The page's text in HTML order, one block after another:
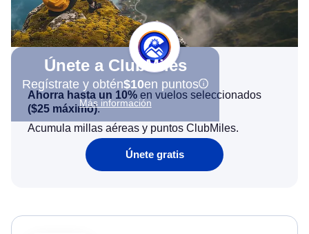
Únete a ClubMiles
Regístrate y obtén$10en puntos
Más información
Ahorra hasta un 10% en vuelos seleccionados
($25 máximo).
Acumula millas aéreas y puntos ClubMiles.
Únete gratis